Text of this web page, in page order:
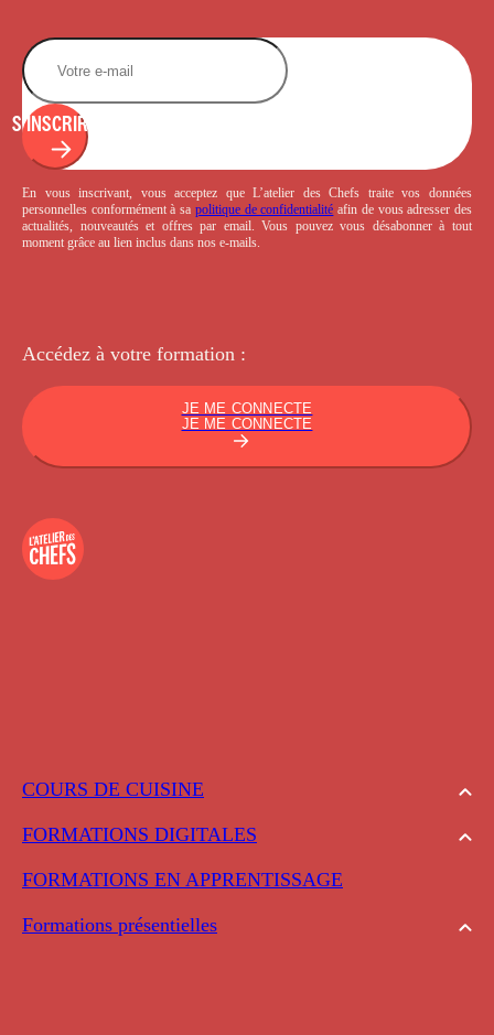
COURS DE CUISINE
FORMATIONS DIGITALES
FORMATIONS EN APPRENTISSAGE
Formations présentielles
S'INSCRIRE
En vous inscrivant, vous acceptez que L’atelier des Chefs traite vos données
personnelles conformément à sa politique de confidentialité afin de vous adresser des
actualités, nouveautés et offres par email. Vous pouvez vous désabonner à tout
moment grâce au lien inclus dans nos e-mails.
Accédez à votre formation :
JE ME CONNECTE
JE ME CONNECTE